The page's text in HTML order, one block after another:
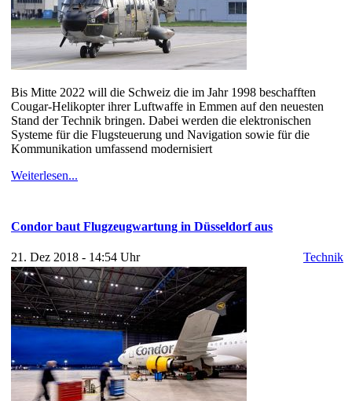
Bis Mitte 2022 will die Schweiz die im Jahr 1998 beschafften
Cougar-Helikopter ihrer Luftwaffe in Emmen auf den neuesten
Stand der Technik bringen. Dabei werden die elektronischen
Systeme für die Flugsteuerung und Navigation sowie für die
Kommunikation umfassend modernisiert
Weiterlesen...
Condor baut Flugzeugwartung in Düsseldorf aus
21. Dez 2018 - 14:54 Uhr Technik